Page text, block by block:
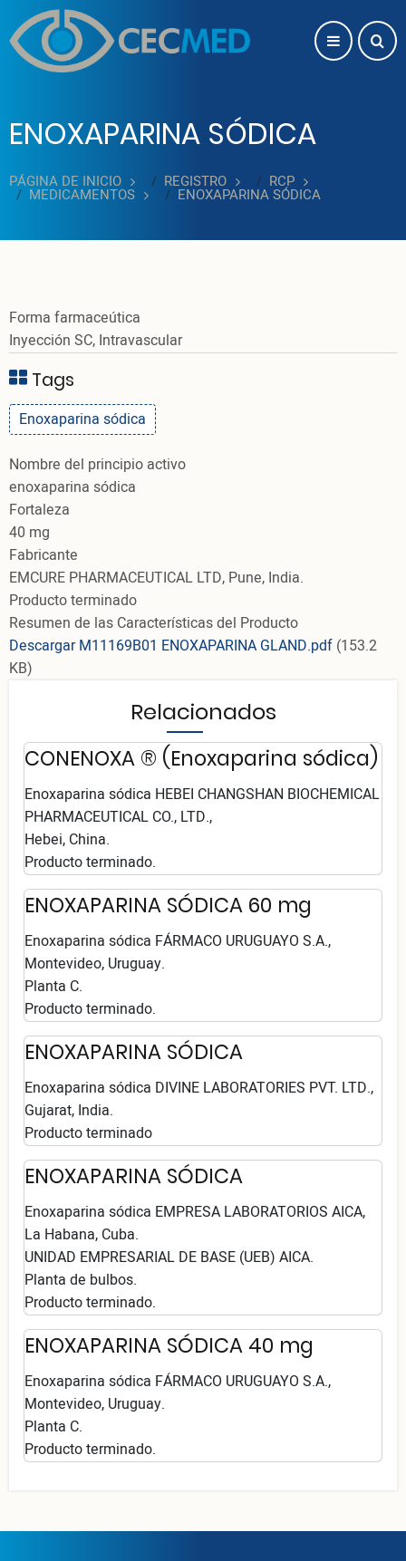
Pasar al contenido principal
ENOXAPARINA SÓDICA
PÁGINA DE INICIO REGISTRO RCP
MEDICAMENTOS ENOXAPARINA SÓDICA
Forma farmaceútica
Inyección SC, Intravascular
Tags
Enoxaparina sódica
Nombre del principio activo
enoxaparina sódica
Fortaleza
40 mg
Fabricante
EMCURE PHARMACEUTICAL LTD, Pune, India.
Producto terminado
Resumen de las Características del Producto
Descargar M11169B01 ENOXAPARINA GLAND.pdf (153.2
KB)
Relacionados
CONENOXA ® (Enoxaparina sódica)
Enoxaparina sódica HEBEI CHANGSHAN BIOCHEMICAL
PHARMACEUTICAL CO., LTD.,
Hebei, China.
Producto terminado.
ENOXAPARINA SÓDICA 60 mg
Enoxaparina sódica FÁRMACO URUGUAYO S.A.,
Montevideo, Uruguay.
Planta C.
Producto terminado.
ENOXAPARINA SÓDICA
Enoxaparina sódica DIVINE LABORATORIES PVT. LTD.,
Gujarat, India.
Producto terminado
ENOXAPARINA SÓDICA
Enoxaparina sódica EMPRESA LABORATORIOS AICA,
La Habana, Cuba.
UNIDAD EMPRESARIAL DE BASE (UEB) AICA.
Planta de bulbos.
Producto terminado.
ENOXAPARINA SÓDICA 40 mg
Enoxaparina sódica FÁRMACO URUGUAYO S.A.,
Montevideo, Uruguay.
Planta C.
Producto terminado.